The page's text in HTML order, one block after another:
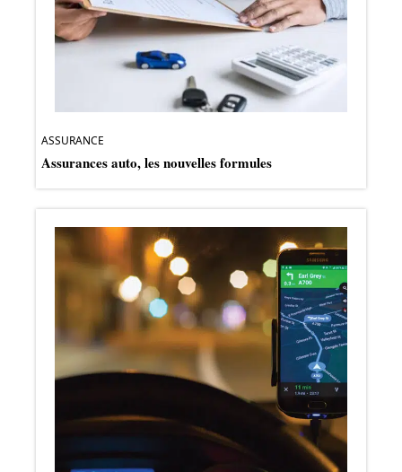
ASSURANCE
Assurances auto, les nouvelles formules